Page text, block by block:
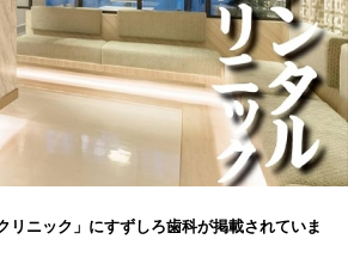
リニック」にすずしろ歯科が掲載されていま